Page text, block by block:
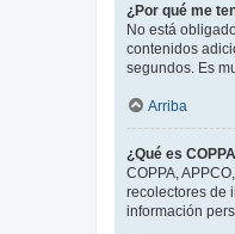
¿Por qué me
No está
contenidos
segundos. Es
Arriba
¿Qué es
COPPA,
recolectores de
información